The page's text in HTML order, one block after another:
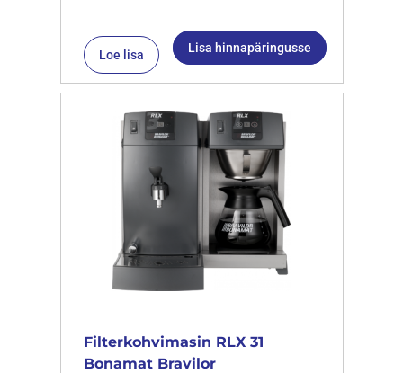
Loe lisa Lisa hinnapäringusse
Filterkohvimasin RLX 31
Bonamat Bravilor